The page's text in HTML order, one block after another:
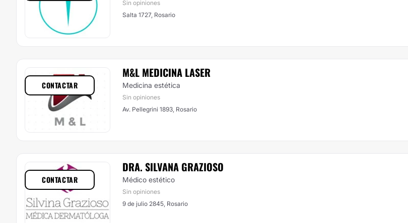
Sin opiniones
Salta 1727, Rosario
M&L MEDICINA LASER
Medicina estética
Sin opiniones
Av. Pellegrini 1893, Rosario
CONTACTAR
DRA. SILVANA GRAZIOSO
Médico estético
Sin opiniones
9 de julio 2845, Rosario
CONTACTAR